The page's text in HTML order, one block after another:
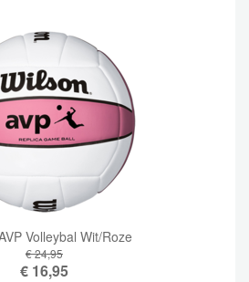
Volleybal Wit/Roze
€ 24,95
€ 16,95